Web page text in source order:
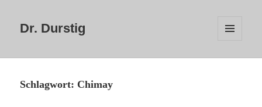
Dr. Durstig
WIDGETS
Schlagwort: Chimay